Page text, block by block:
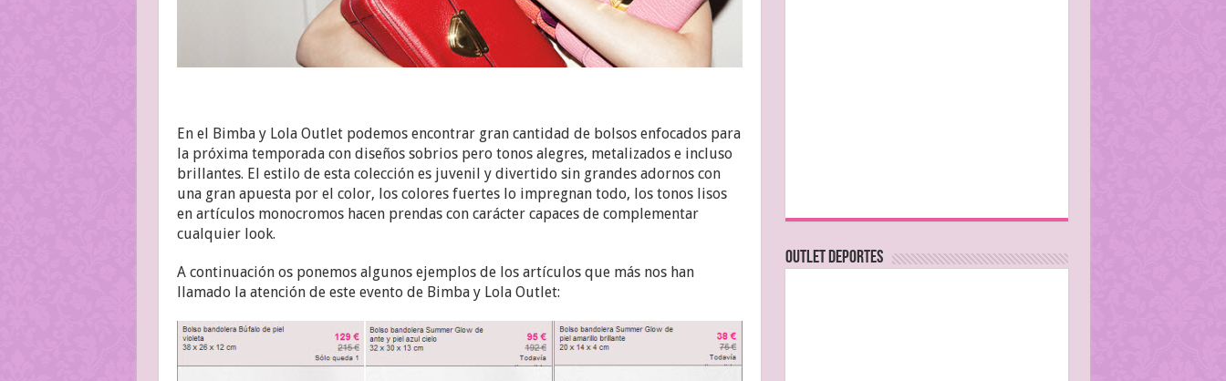
En el Bimba y Lola Outlet podemos encontrar gran cantidad de bolsos enfocados para
la próxima temporada con diseños sobrios pero tonos alegres, metalizados e incluso
brillantes. El estilo de esta colección es juvenil y divertido sin grandes adornos con
una gran apuesta por el color, los colores fuertes lo impregnan todo, los tonos lisos
en artículos monocromos hacen prendas con carácter capaces de complementar
cualquier look.
A continuación os ponemos algunos ejemplos de los artículos que más nos han
llamado la atención de este evento de Bimba y Lola Outlet:
OUTLET DEPORTES